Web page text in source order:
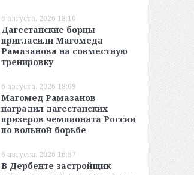
6 августа, 2026 18:10
Дагестанские борцы
пригласили Магомеда
Рамазанова на совместную
тренировку
6 августа, 2026 18:09
Магомед Рамазанов
наградил дагестанских
призеров чемпионата России
по вольной борьбе
6 августа, 2026 16:57
В Дербенте застройщик